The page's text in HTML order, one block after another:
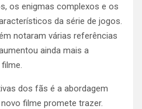
os enigmas complexos e os
da série de jogos.
notaram várias referências
ainda mais a
dos fãs é a abordagem
filme promete trazer.